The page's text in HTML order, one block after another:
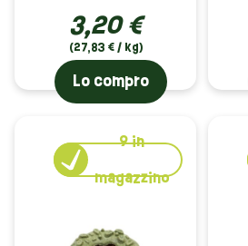
3,20 €
(27,83 € / kg)
Lo compro
9in
magazzino